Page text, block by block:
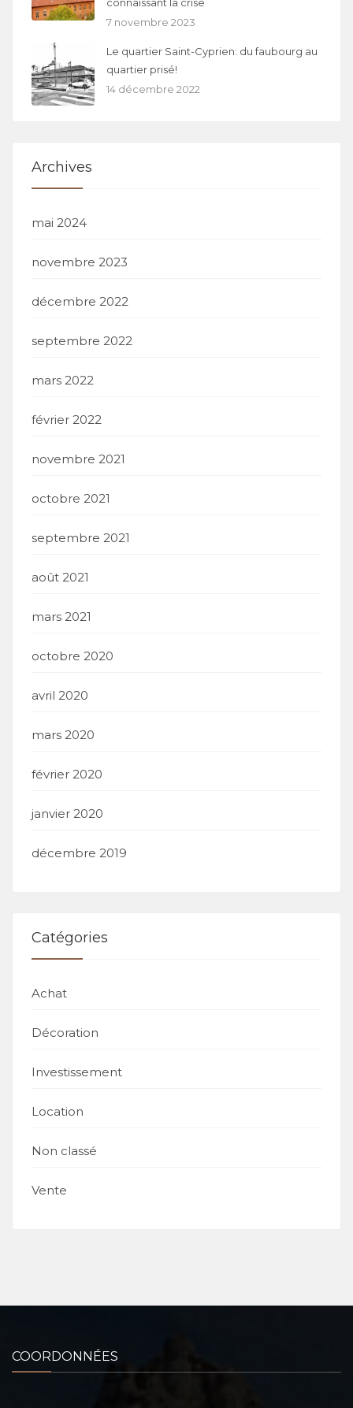
7 novembre 2023
Le quartier Saint-Cyprien: du faubourg au
quartier prisé!
14 décembre 2022
Archives
mai 2024
novembre 2023
décembre 2022
septembre 2022
mars 2022
février 2022
novembre 2021
octobre 2021
septembre 2021
août 2021
mars 2021
octobre 2020
avril 2020
mars 2020
février 2020
janvier 2020
décembre 2019
Catégories
Achat
Décoration
Investissement
Location
Non classé
Vente
COORDONNÉES